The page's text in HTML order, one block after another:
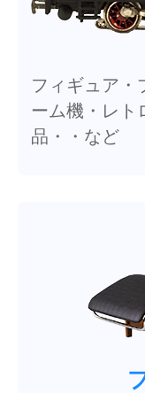
フィギュア・
ーム機・レト
品・・など